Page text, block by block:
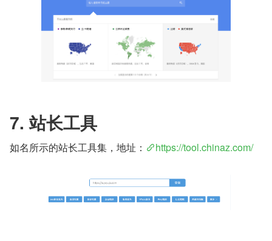
7. 站长工具
如名所示的站长工具集，地址： https://tool.chinaz.com/